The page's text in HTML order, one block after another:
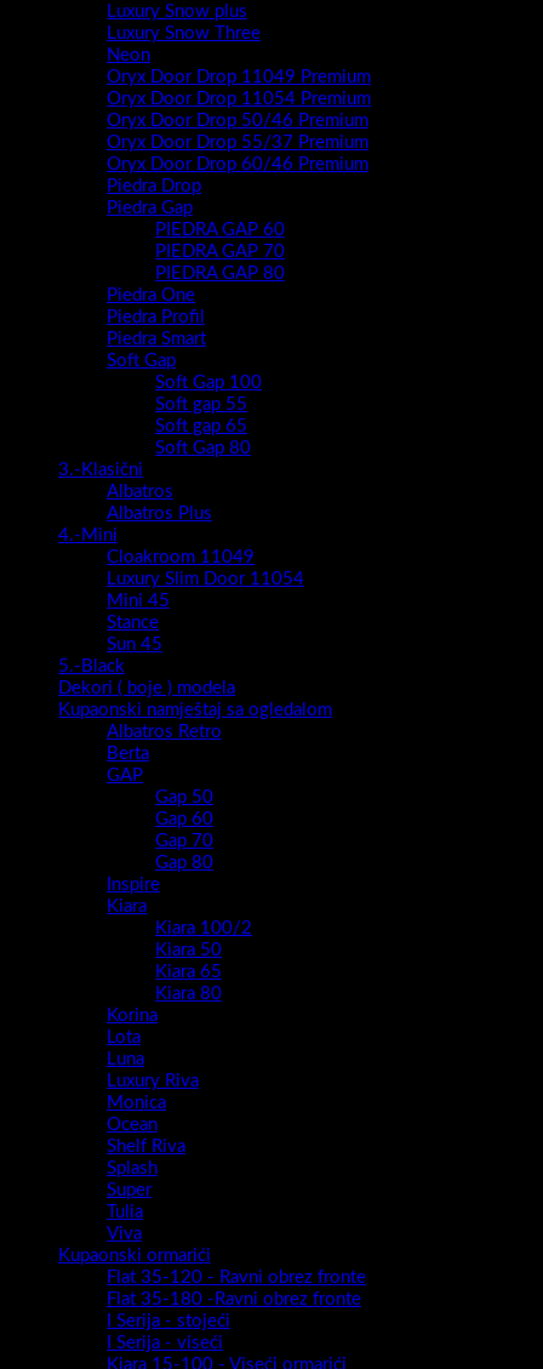
Luxury Snow plus
Luxury Snow Three
Neon
Oryx Door Drop 11049 Premium
Oryx Door Drop 11054 Premium
Oryx Door Drop 50/46 Premium
Oryx Door Drop 55/37 Premium
Oryx Door Drop 60/46 Premium
Piedra Drop
Piedra Gap
PIEDRA GAP 60
PIEDRA GAP 70
PIEDRA GAP 80
Piedra One
Piedra Profil
Piedra Smart
Soft Gap
Soft Gap 100
Soft gap 55
Soft gap 65
Soft Gap 80
3.-Klasični
Albatros
Albatros Plus
4.-Mini
Cloakroom 11049
Luxury Slim Door 11054
Mini 45
Stance
Sun 45
5.-Black
Dekori ( boje ) modela
Kupaonski namještaj sa ogledalom
Albatros Retro
Berta
GAP
Gap 50
Gap 60
Gap 70
Gap 80
Inspire
Kiara
Kiara 100/2
Kiara 50
Kiara 65
Kiara 80
Korina
Lota
Luna
Luxury Riva
Monica
Ocean
Shelf Riva
Splash
Super
Tulia
Viva
Kupaonski ormarići
Flat 35-120 - Ravni obrez fronte
Flat 35-180 -Ravni obrez fronte
I Serija - stojeći
I Serija - viseći
Kiara 15-100 - Viseći ormarići